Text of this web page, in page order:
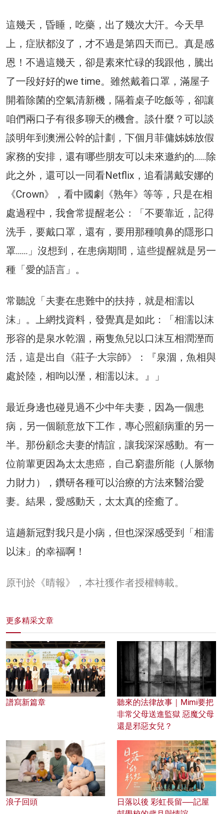
這幾天，昏睡，吃藥，出了幾次大汗。今天早
上，症狀都沒了，才不過是第四天而已。真是感
恩！不過這幾天，卻是素來忙碌的我跟他，騰出
了一段好好的we time。雖然戴着口罩，滿屋子
開着除菌的空氣清新機，隔着桌子吃飯等，卻讓
咱們兩口子有很多聊天的機會。談什麼？可以談
談明年到澳洲公幹的計劃，下個月菲傭姊姊放假
家務的安排，還有哪些朋友可以未來邀約的……除
此之外，還可以一同看Netflix，追看講戴安娜的
《Crown》，看中國劇《熟年》等等，只是在相
處過程中，我會常提醒老公：「不要靠近，記得
洗手，要戴口罩，還有，要用那種噴鼻的隱形口
罩……」沒想到，在患病期間，這些提醒就是另一
種「愛的語言」。
常聽說「夫妻在患難中的扶持，就是相濡以
沫」。上網找資料，發覺真是如此：「相濡以沫
形容的是泉水乾涸，兩隻魚兒以口沫互相潤溼而
活，這是出自《莊子·大宗師》：『泉涸，魚相與
處於陸，相呴以溼，相濡以沫。』」
最近身邊也碰見過不少中年夫妻，因為一個患
病，另一個願意放下工作，專心照顧病重的另一
半。那份顧念夫妻的情誼，讓我深深感動。有一
位前輩更因為太太患癌，自己窮盡所能（人脈物
力財力），鑽研各種可以治療的方法來醫治愛
妻。結果，愛感動天，太太真的痊癒了。
這趟新冠對我只是小病，但也深深感受到「相濡
以沫」的幸福啊！
原刊於《晴報》，本社獲作者授權轉載。
更多精采文章
譜寫新篇章
聽來的法律故事｜Mimi要把
非常父母送進監獄 惡魔父母
還是邪惡女兒？
浪子回頭
日落以後 彩虹長留──記屋